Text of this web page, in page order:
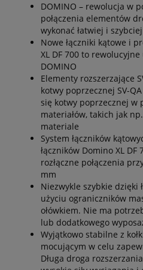
DOMINO – rewolucja w
połączenia elementów
wykonać łatwiej i
Nowe łączniki kątowe i
XL DF 700 to
DOMINO
Elementy rozszerzające
kotwy poprzecznej SV-
się kotwy poprzecznej w
materiałów, takich jak
materiale
System łączników
łączników Domino XL
rozłączne połączenia
mm
Niezwykle szybkie dzięki
użyciu ograniczników
ołówkiem. Nie ma
lub dodatkowego
Wyjątkowo stabilne z
mocującym w celu
Długa droga